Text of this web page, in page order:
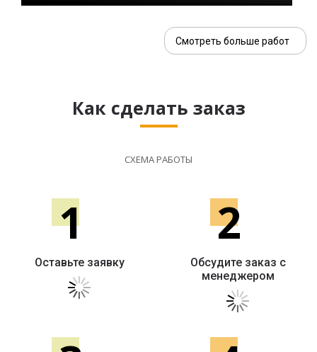
Смотреть больше работ
Как сделать заказ
СХЕМА РАБОТЫ
1
Оставьте заявку
2
Обсудите заказ с
менеджером